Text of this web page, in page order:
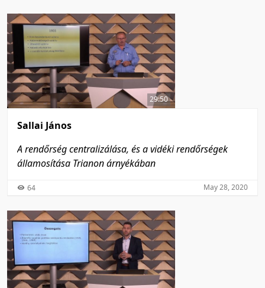
29:50
Sallai János
A rendőrség centralizálása, és a vidéki rendőrségek
államosítása Trianon árnyékában
64 May 28, 2020